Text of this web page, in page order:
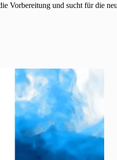
Vorbereitung und sucht für die